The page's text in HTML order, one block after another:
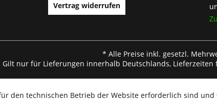
Vertrag widerrufen
* Alle Preise inkl. gesetzl.
nur für Lieferungen innerhalb Deutschlands,
den technischen Betrieb der Website erforderlich sind und